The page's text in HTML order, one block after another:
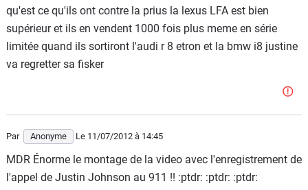
qu'est ce qu'ils ont contre la prius la lexus LFA est bien
supérieur et ils en vendent 1000 fois plus meme en série
limitée quand ils sortiront l'audi r 8 etron et la bmw i8 justine
va regretter sa fisker
Par Anonyme Le 11/07/2012 à 14:45
MDR Énorme le montage de la video avec l'enregistrement de
l'appel de Justin Johnson au 911 !! :ptdr: :ptdr: :ptdr: